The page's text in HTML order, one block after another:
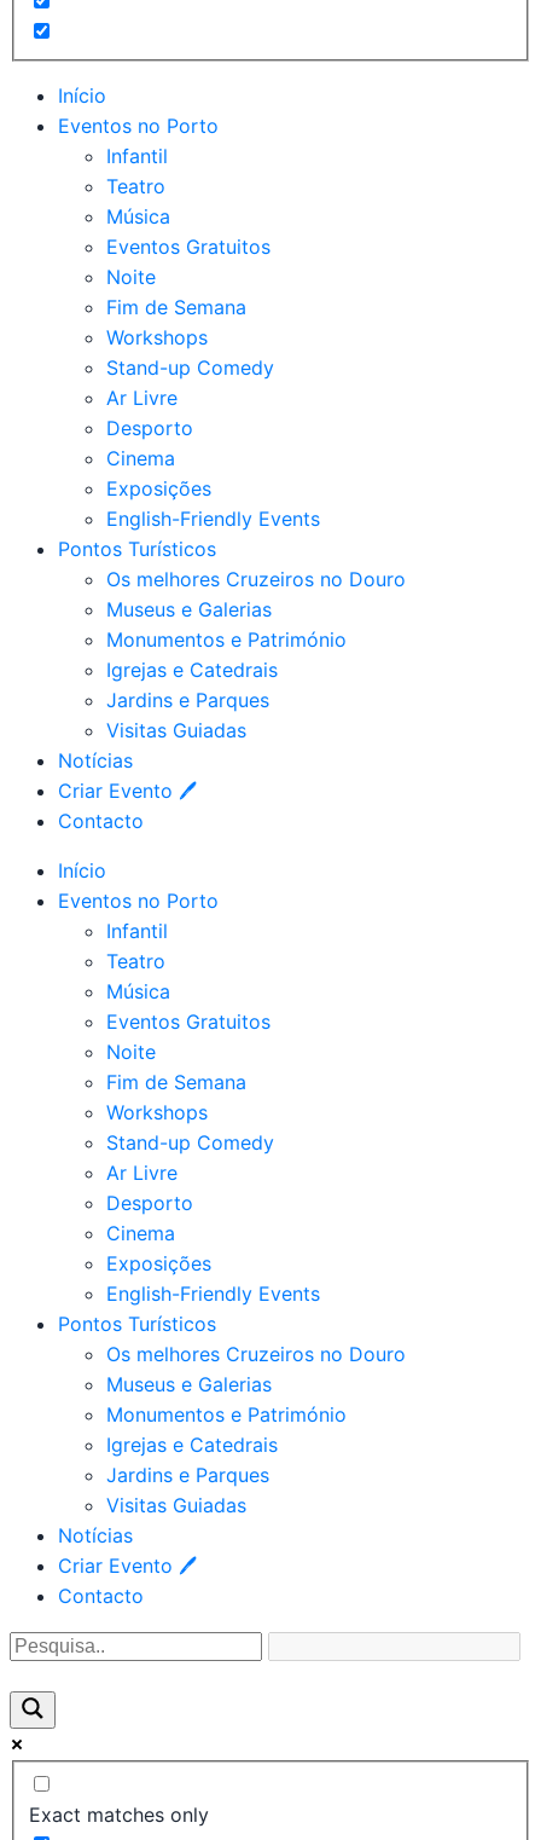
Início
Eventos no Porto
Infantil
Teatro
Música
Eventos Gratuitos
Noite
Fim de Semana
Workshops
Stand-up Comedy
Ar Livre
Desporto
Cinema
Exposições
English-Friendly Events
Pontos Turísticos
Os melhores Cruzeiros no Douro​
Museus e Galerias
Monumentos e Património
Igrejas e Catedrais
Jardins e Parques
Visitas Guiadas
Notícias
Criar Evento 🖊
Contacto
Início
Eventos no Porto
Infantil
Teatro
Música
Eventos Gratuitos
Noite
Fim de Semana
Workshops
Stand-up Comedy
Ar Livre
Desporto
Cinema
Exposições
English-Friendly Events
Pontos Turísticos
Os melhores Cruzeiros no Douro​
Museus e Galerias
Monumentos e Património
Igrejas e Catedrais
Jardins e Parques
Visitas Guiadas
Notícias
Criar Evento 🖊
Contacto
Exact matches only